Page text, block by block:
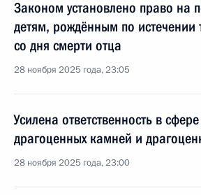
Законом установлено право на
детям, рождённым по истечении
со дня смерти отца
28 ноября 2025 года, 23:05
Усилена ответственность в
драгоценных камней и
28 ноября 2025 года, 23:00